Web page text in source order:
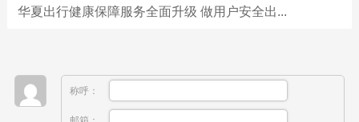
华夏出行健康保障服务全面升级 做用户安全出...
称呼：